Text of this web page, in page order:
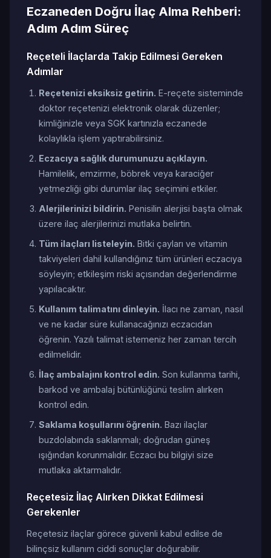
Eczaneden Doğru İlaç Alma Rehberi:
Adım Adım Süreç
Reçeteli İlaçlarda Takip Edilmesi Gereken
Adımlar
Reçetenizi eksiksiz getirin. E-reçete sisteminde
doktor reçetenizi elektronik olarak düzenler;
kimliğinizle veya SGK kartınızla eczanede
kolaylıkla işlem yaptırabilirsiniz.
Eczacıya sağlık durumunuzu açıklayın.
Hamilelik, emzirme, böbrek veya karaciğer
yetmezliği gibi durumlar ilaç seçimini etkiler.
Alerjilerinizi bildirin. Penisilin alerjisi başta olmak
üzere ilaç alerjilerinizi mutlaka belirtin.
Tüm ilaçları listeleyin. Bitki çayları ve vitamin
takviyeleri dahil kullandığınız tüm ürünleri eczacıya
söyleyin; etkileşim riski açısından değerlendirme
yapılacaktır.
Kullanım talimatını dinleyin. İlacı ne zaman, nasıl
ve ne kadar süre kullanacağınızı eczacıdan
öğrenin. Yazılı talimat istemeniz her zaman tercih
edilmelidir.
İlaç ambalajını kontrol edin. Son kullanma tarihi,
barkod ve ambalaj bütünlüğünü teslim alırken
kontrol edin.
Saklama koşullarını öğrenin. Bazı ilaçlar
buzdolabında saklanmalı; doğrudan güneş
ışığından korunmalıdır. Eczacı bu bilgiyi size
mutlaka aktarmalıdır.
Reçetesiz İlaç Alırken Dikkat Edilmesi
Gerekenler
Reçetesiz ilaçlar görece güvenli kabul edilse de
bilinçsiz kullanım ciddi sonuçlar doğurabilir.